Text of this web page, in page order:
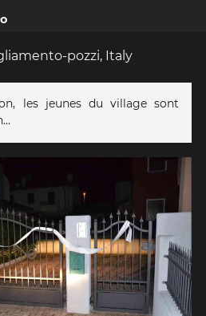
pozzi, Italy
les jeunes du village sont